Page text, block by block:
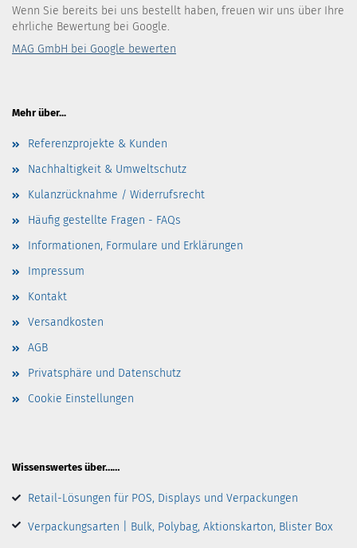
Wenn Sie bereits bei uns bestellt haben, freuen wir uns über Ihre
ehrliche Bewertung bei Google.
MAG GmbH bei Google bewerten
Mehr über...
Referenzprojekte & Kunden
Nachhaltigkeit & Umweltschutz
Kulanzrücknahme / Widerrufsrecht
Häufig gestellte Fragen - FAQs
Informationen, Formulare und Erklärungen
Impressum
Kontakt
Versandkosten
AGB
Privatsphäre und Datenschutz
Cookie Einstellungen
Wissenswertes über……
Retail-Lösungen für POS, Displays und Verpackungen
Verpackungsarten | Bulk, Polybag, Aktionskarton, Blister Box